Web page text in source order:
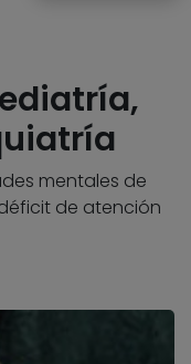
mentales de
de atención